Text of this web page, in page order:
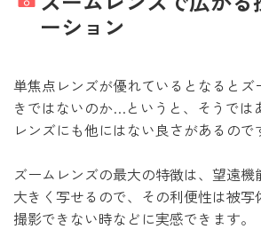
ーション
単焦点レンズが優れているとなるとズ
きではないのか…というと、そうでは
レンズにも他にはない良さがあるので
ズームレンズの最大の特徴は、望遠
大きく写せるので、その利便性は被写
撮影できない時などに実感できます。